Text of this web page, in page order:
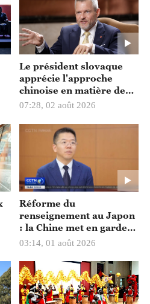
Le président slovaque
apprécie l'approche
chinoise en matière de
planification
07:28, 02 août 2026
Réforme du
renseignement au Japon
: la Chine met en garde
contre le risque d'une
militarisme
03:14, 01 août 2026